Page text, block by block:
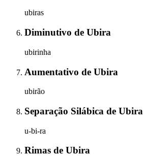
ubiras
Diminutivo de Ubira
ubirinha
Aumentativo de Ubira
ubirão
Separação Silábica de Ubira
u-bi-ra
Rimas de Ubira